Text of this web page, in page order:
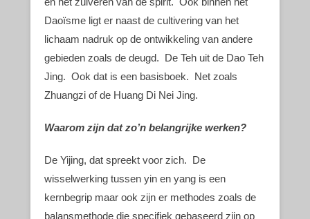
Daoïsme ligt er naast de cultivering van het
lichaam nadruk op de ontwikkeling van andere
gebieden zoals de deugd. De Teh uit de Dao Teh
Jing. Ook dat is een basisboek. Net zoals
Zhuangzi of de Huang Di Nei Jing.
Waarom zijn dat zo’n belangrijke werken?
De Yijing, dat spreekt voor zich. De
wisselwerking tussen yin en yang is een
kernbegrip maar ook zijn er methodes zoals de
balansmethode die specifiek gebaseerd zijn op